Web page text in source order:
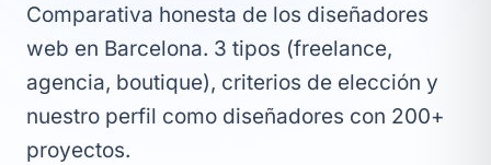
Comparativa honesta de los diseñadores
web en Barcelona. 3 tipos (freelance,
agencia, boutique), criterios de elección y
nuestro perfil como diseñadores con 200+
proyectos.